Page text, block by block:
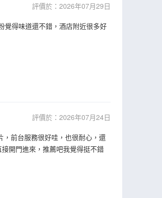
評價於：2026年07月29日
覺得味道還不錯，酒店附近很多好
評價於：2026年07月24日
前台服務很好哇，也很耐心，還
開門進來，推薦吧我覺得挺不錯